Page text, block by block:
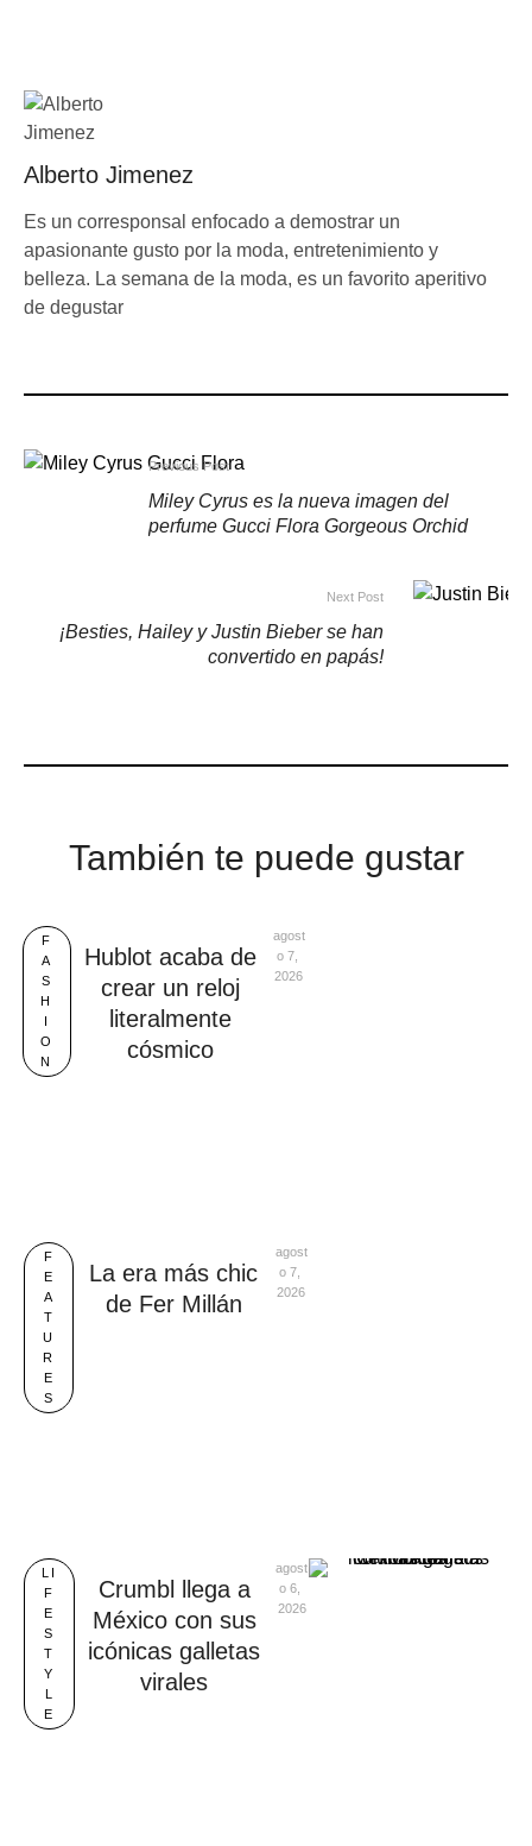
Alberto Jimenez
Es un corresponsal enfocado a demostrar un
apasionante gusto por la moda, entretenimiento y
belleza. La semana de la moda, es un favorito aperitivo
de degustar
Previous Post
Miley Cyrus es la nueva imagen del
perfume Gucci Flora Gorgeous Orchid
Next Post
¡Besties, Hailey y Justin Bieber se han
convertido en papás!
También te puede gustar
F
A
S
H
I
O
N
Hublot acaba de
crear un reloj
literalmente
cósmico
agost
o 7,
2026
F
E
A
T
U
R
E
S
La era más chic
de Fer Millán
agost
o 7,
2026
LI
F
E
S
T
Y
L
E
Crumbl llega a
México con sus
icónicas galletas
virales
agost
o 6,
2026